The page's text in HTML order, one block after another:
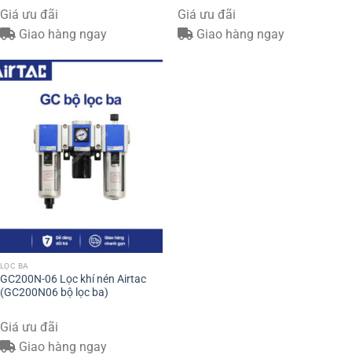
Giá ưu đãi
Giao hàng ngay
Giá ưu đãi
Giao hàng ngay
LỌC BA
GC200N-06 Lọc khí nén Airtac
(GC200N06 bộ lọc ba)
Giá ưu đãi
Giao hàng ngay